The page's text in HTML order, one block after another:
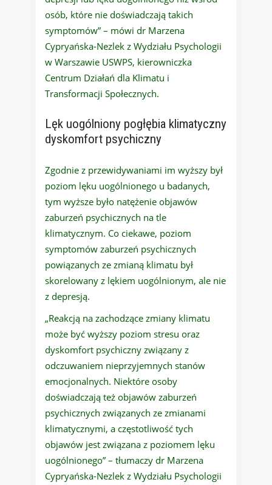
osób, które nie doświadczają takich
symptomów” – mówi dr Marzena
Cypryańska-Nezlek z Wydziału Psychologii
w Warszawie USWPS, kierowniczka
Centrum Działań dla Klimatu i
Transformacji Społecznych.
Lęk uogólniony pogłębia klimatyczny
dyskomfort psychiczny
Zgodnie z przewidywaniami im wyższy był
poziom lęku uogólnionego u badanych,
tym wyższe było natężenie objawów
zaburzeń psychicznych na tle
klimatycznym. Co ciekawe, poziom
symptomów zaburzeń psychicznych
powiązanych ze zmianą klimatu był
skorelowany z lękiem uogólnionym, ale nie
z depresją.
„Reakcją na zachodzące zmiany klimatu
może być wyższy poziom stresu oraz
dyskomfort psychiczny związany z
odczuwaniem nieprzyjemnych stanów
emocjonalnych. Niektóre osoby
doświadczają też objawów zaburzeń
psychicznych związanych ze zmianami
klimatycznymi, a częstotliwość tych
objawów jest związana z poziomem lęku
uogólnionego” – tłumaczy dr Marzena
Cypryańska-Nezlek z Wydziału Psychologii